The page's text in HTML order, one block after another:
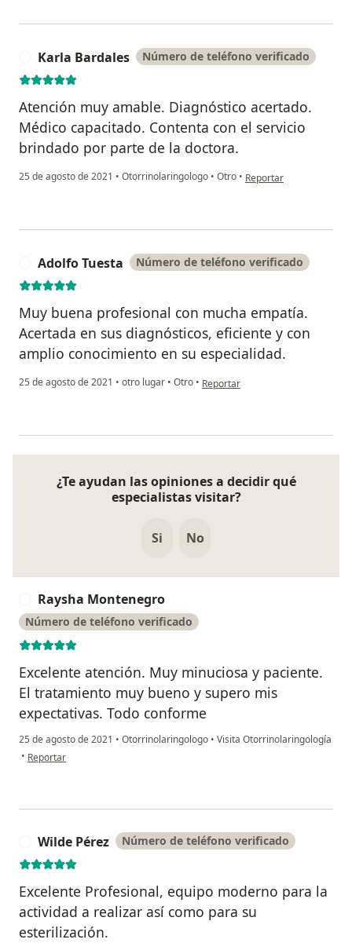
Karla Bardales Número de teléfono verificado
Atención muy amable. Diagnóstico acertado.
Médico capacitado. Contenta con el servicio
brindado por parte de la doctora.
25 de agosto de 2021 • Otorrinolaringologo • Otro • en opinión del usuario
Reportar
Adolfo Tuesta Número de teléfono verificado
Muy buena profesional con mucha empatía.
Acertada en sus diagnósticos, eficiente y con
amplio conocimiento en su especialidad.
25 de agosto de 2021 • otro lugar • Otro • en opinión del usuario Adolfo
Reportar
¿Te ayudan las opiniones a decidir qué
especialistas visitar?
Si No
Raysha Montenegro
Número de teléfono verificado
Excelente atención. Muy minuciosa y paciente.
El tratamiento muy bueno y supero mis
expectativas. Todo conforme
25 de agosto de 2021 • Otorrinolaringologo • Visita Otorrinolaringología
• en opinión del usuario Raysha Montenegro
Reportar
Wilde Pérez Número de teléfono verificado
Excelente Profesional, equipo moderno para la
actividad a realizar así como para su
esterilización.